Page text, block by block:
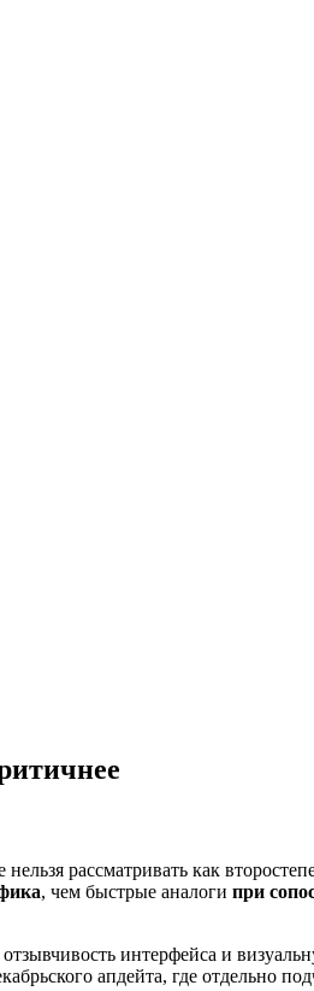
нельзя рассматривать как
, чем быстрые аналоги при
интерфейса и
апдейта, где отдельно